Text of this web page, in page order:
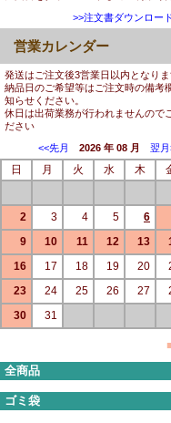
>>注文書ダウンロー
営業カレンダー
発送はご注文後3営業日以内となりま
納品日のご希望等はご注文時の備考
知らせください。
休日は出荷業務が行われませんので
ださい
<<先月
2026 年 08 月 翌月
日 月 火 水 木
2
3 4 5 6
9
10 11 12 13
16
17 18 19 20
23
24 25 26 27
30
31
全商品
ゴミ袋